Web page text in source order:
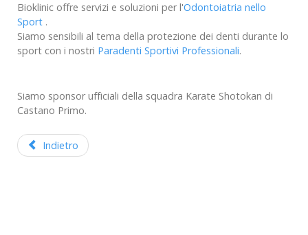
Bioklinic offre servizi e soluzioni per l'Odontoiatria nello
Sport .
Siamo sensibili al tema della protezione dei denti durante lo
sport con i nostri Paradenti Sportivi Professionali.
Siamo sponsor ufficiali della squadra Karate Shotokan di
Castano Primo.
Indietro